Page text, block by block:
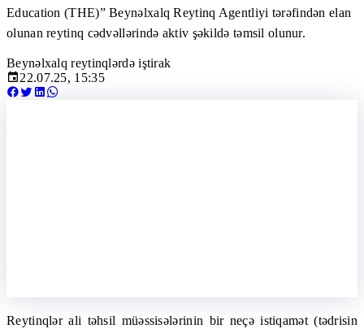
Education (THE)” Beynəlxalq Reytinq Agentliyi tərəfindən elan
olunan reytinq cədvəllərində aktiv şəkildə təmsil olunur.
Beynəlxalq reytinqlərdə iştirak
22.07.25, 15:35
Reytinqlər ali təhsil müəssisələrinin bir neçə istiqamət (tədrisin